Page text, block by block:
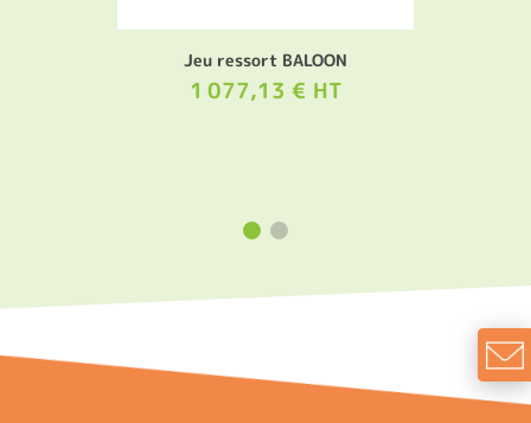
Jeu ressort BALOON
1 077,13 € HT